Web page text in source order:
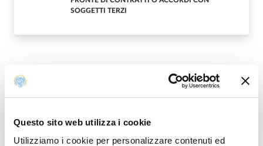
Questo sito web utilizza i cookie
Utilizziamo i cookie per personalizzare contenuti ed
SOGGETTI TERZI
PARMA IN MATERIA DI COLLABORAZIONI